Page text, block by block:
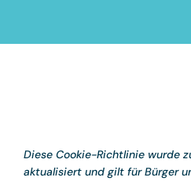
Diese Cookie-Richtlinie wurde
aktualisiert und gilt für Bürger